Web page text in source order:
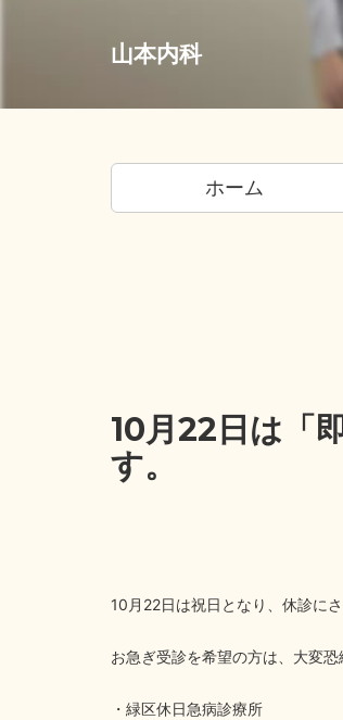
山本内科
ホーム
10月22日は「
す。
10月22日は祝日となり、休診に
お急ぎ受診を希望の方は、大変
・緑区休日急病診療所